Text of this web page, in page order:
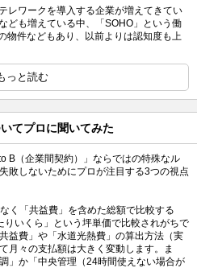
レワークを導入する企業が増えてきてい
ども増えている中、「SOHO」という働
物件などもあり、以前よりは認知度も上
っと読む
てプロに聞いてみた
B（企業間契約）」ならではの特殊なル
敗しないためにプロが注目する3つの視点
く「共益費」を含めた総額で比較する
りいくら」という坪単価で比較されがちで
益費」や「水道光熱費」の算出方法（実
月々の支払額は大きく変動します。ま
」か「中央管理（24時間使えない場合が